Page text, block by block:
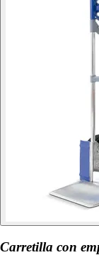
Carretilla con